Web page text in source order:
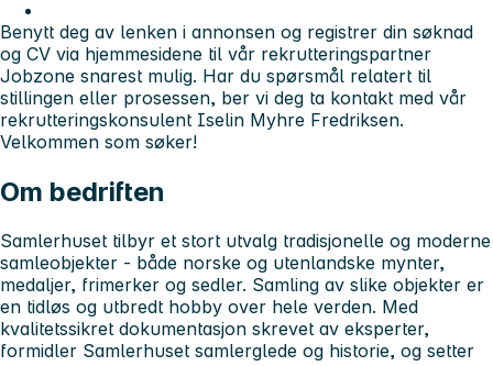
Benytt deg av lenken i annonsen og registrer din søknad
og CV via hjemmesidene til vår rekrutteringspartner
Jobzone snarest mulig. Har du spørsmål relatert til
stillingen eller prosessen, ber vi deg ta kontakt med vår
rekrutteringskonsulent Iselin Myhre Fredriksen.
Velkommen som søker!
Om bedriften
Samlerhuset tilbyr et stort utvalg tradisjonelle og moderne
samleobjekter - både norske og utenlandske mynter,
medaljer, frimerker og sedler. Samling av slike objekter er
en tidløs og utbredt hobby over hele verden. Med
kvalitetssikret dokumentasjon skrevet av eksperter,
formidler Samlerhuset samlerglede og historie, og setter